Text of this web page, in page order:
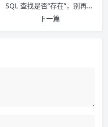
SQL 查找是否”存在”，别再用 COUNT 了，真的很费时间！
下一篇